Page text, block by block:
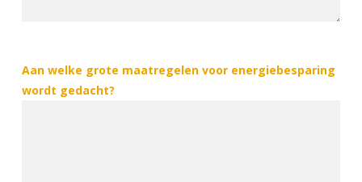
Aan welke grote maatregelen voor energiebesparing
wordt gedacht?